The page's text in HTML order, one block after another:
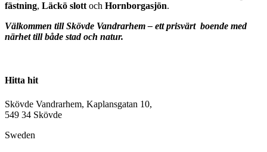
fästning, Läckö slott och Hornborgasjön.
Välkommen till Skövde Vandrarhem – ett prisvärt boende med
närhet till både stad och natur.
Hitta hit
Skövde Vandrarhem, Kaplansgatan 10,
549 34 Skövde
Sweden